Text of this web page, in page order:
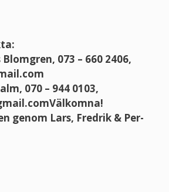
073 – 660 2406,
070 – 944 0103,
genom Lars, Fredrik & Per-